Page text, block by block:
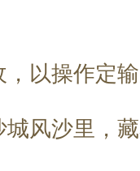
，以操作定
风沙里，